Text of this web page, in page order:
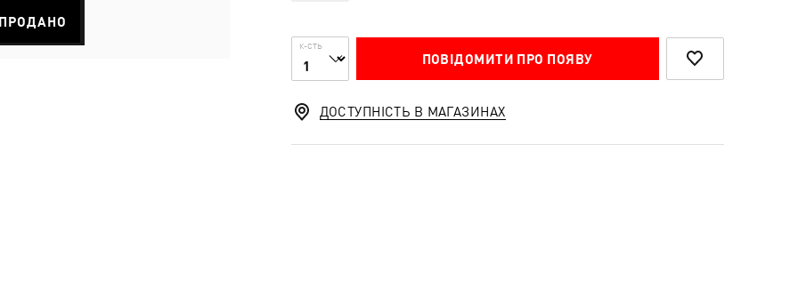
К-СТЬ
ПОВІДОМИТИ ПРО ПОЯВУ
ДОСТУПНІСТЬ В МАГАЗИНАХ